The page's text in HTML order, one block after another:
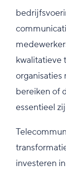
kwalitatieve
organisaties
bereiken of
essentieel
investeren